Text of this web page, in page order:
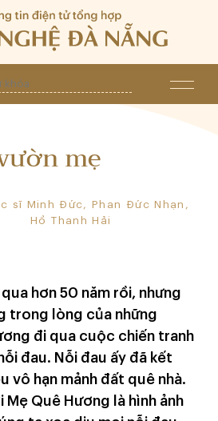
mẹ
sĩ Minh Đức, Phan Đức Nhạn,
Hồ Thanh Hải
hơn 50 năm rồi, nhưng
trong lòng của những
đi qua cuộc chiến tranh
đau. Nỗi đau ấy đã kết
vô hạn mảnh đất quê nhà.
Mẹ Quê Hương là hình ảnh